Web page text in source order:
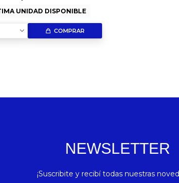
UNIDAD DISPONIBLE
COMPRAR
NEWSLETTER
¡Suscribite y recibí todas nuestras